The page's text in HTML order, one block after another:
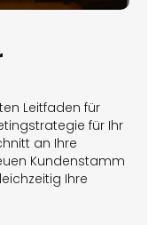
Leitfaden für
für Ihr
an Ihre
Kundenstamm
Ihre